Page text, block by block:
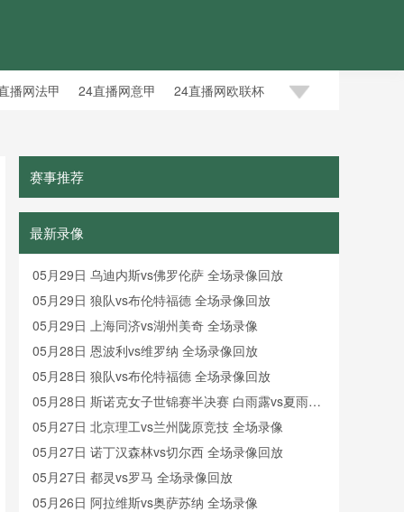
播网法甲 24直播网意甲 24直播网欧联杯
赛事推荐
最新录像
05月29日 乌迪内斯vs佛罗伦萨 全场录像回放
05月29日 狼队vs布伦特福德 全场录像回放
05月29日 上海同济vs湖州美奇 全场录像
05月28日 恩波利vs维罗纳 全场录像回放
05月28日 狼队vs布伦特福德 全场录像回放
05月28日 斯诺克女子世锦赛半决赛 白雨露vs夏雨滢
全场录像回放
05月27日 北京理工vs兰州陇原竞技 全场录像
05月27日 诺丁汉森林vs切尔西 全场录像回放
05月27日 都灵vs罗马 全场录像回放
05月26日 阿拉维斯vs奥萨苏纳 全场录像